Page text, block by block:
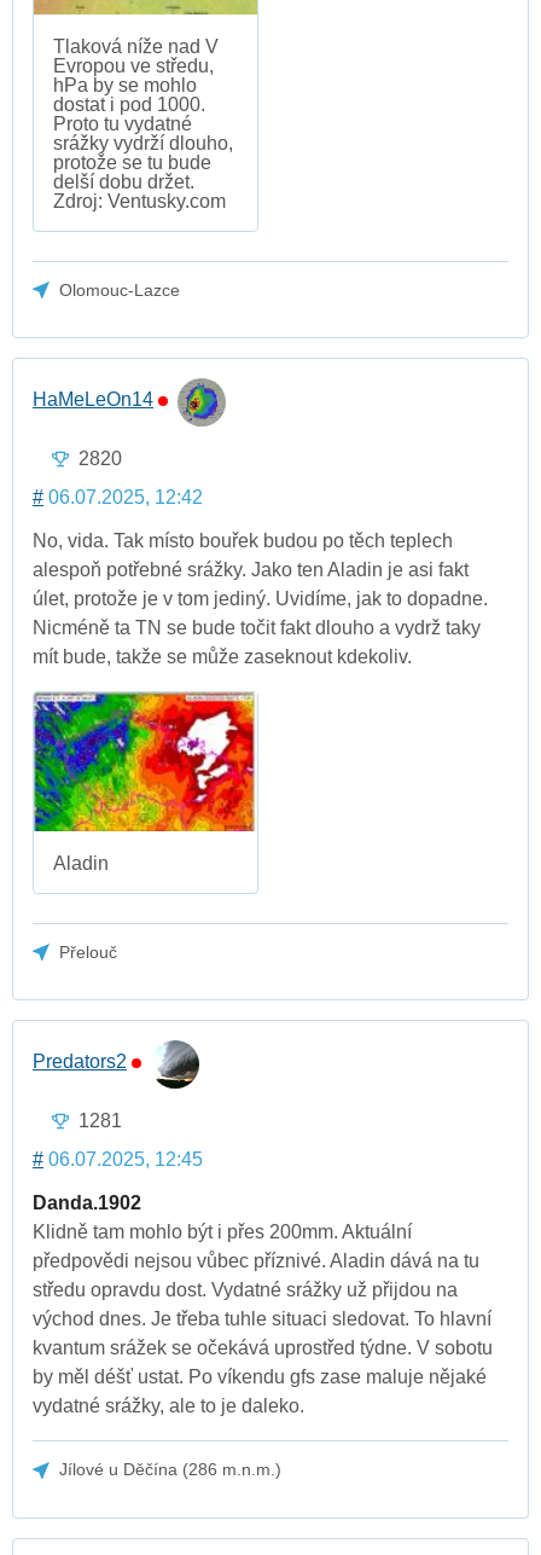
Tlaková níže nad V
Evropou ve středu,
hPa by se mohlo
dostat i pod 1000.
Proto tu vydatné
srážky vydrží dlouho,
protože se tu bude
delší dobu držet.
Zdroj: Ventusky.com
Olomouc-Lazce
HaMeLeOn14
2820
# 06.07.2025, 12:42
No, vida. Tak místo bouřek budou po těch teplech
alespoň potřebné srážky. Jako ten Aladin je asi fakt
úlet, protože je v tom jediný. Uvidíme, jak to dopadne.
Nicméně ta TN se bude točit fakt dlouho a vydrž taky
mít bude, takže se může zaseknout kdekoliv.
Aladin
Přelouč
Predators2
1281
# 06.07.2025, 12:45
Danda.1902
Klidně tam mohlo být i přes 200mm. Aktuální
předpovědi nejsou vůbec příznivé. Aladin dává na tu
středu opravdu dost. Vydatné srážky už přijdou na
východ dnes. Je třeba tuhle situaci sledovat. To hlavní
kvantum srážek se očekává uprostřed týdne. V sobotu
by měl déšť ustat. Po víkendu gfs zase maluje nějaké
vydatné srážky, ale to je daleko.
Jílové u Děčína (286 m.n.m.)